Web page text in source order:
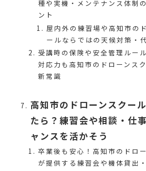
種や実機・メンテナンス体制
ント
屋内外の練習場や高知市の
ールならではの天候対策・
受講時の保険や安全管理ルー
対応力も高知市のドローンス
新常識
高知市のドローンスクー
たら？練習会や相談・仕
ャンスを活かそう
卒業後も安心！高知市のドロ
が提供する練習会や機体貸出